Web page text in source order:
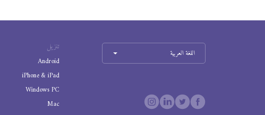
تنزيل
Android
iPhone & iPad
Windows PC
Mac
اللغة العربية